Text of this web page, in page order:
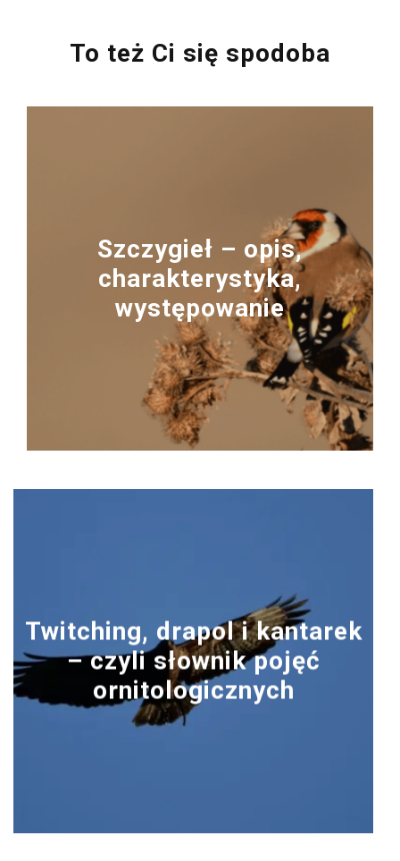
To też Ci się spodoba
Szczygieł – opis,
charakterystyka,
występowanie
Twitching, drapol i kantarek
– czyli słownik pojęć
ornitologicznych